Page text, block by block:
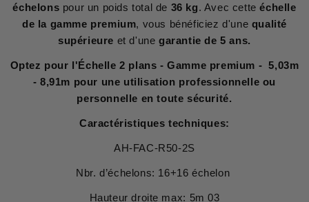
échelons pour un poids total de 36 kg. Avec cetteéchelle
de la gamme premium, vous bénéficiez d'une qualité
supérieure et d'unegarantie de 5 ans.
Optez pour l'Échelle 2 plans - Gamme premium - 5,03m
- 8,91m pour une utilisation professionnelle ou
personnelle en toute sécurité.
Caractéristiques techniques:
AH-FAC-R50-2S
Nbr. d’échelons: 16+16 échelon
Hauteur droite max: 5m 03